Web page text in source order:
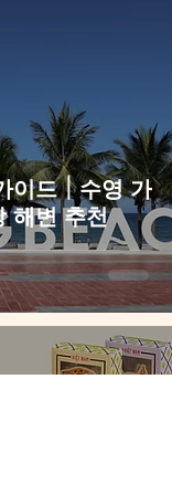
이드｜수영 가
해변 추천